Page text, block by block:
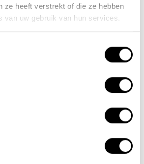
ze heeft verstrekt of die ze hebben
van uw gebruik van hun services.